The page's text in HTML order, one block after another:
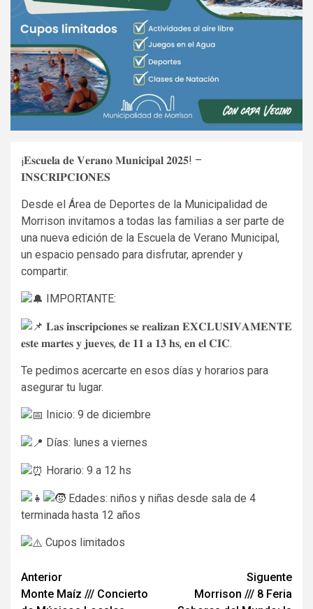
¡𝐄𝐬𝐜𝐮𝐞𝐥𝐚 𝐝𝐞 𝐕𝐞𝐫𝐚𝐧𝐨 𝐌𝐮𝐧𝐢𝐜𝐢𝐩𝐚𝐥 𝟐𝟎𝟐𝟓! –
𝐈𝐍𝐒𝐂𝐑𝐈𝐏𝐂𝐈𝐎𝐍𝐄𝐒
Desde el Área de Deportes de la Municipalidad de
Morrison invitamos a todas las familias a ser parte de
una nueva edición de la Escuela de Verano Municipal,
un espacio pensado para disfrutar, aprender y
compartir.
IMPORTANTE:
𝐋𝐚𝐬 𝐢𝐧𝐬𝐜𝐫𝐢𝐩𝐜𝐢𝐨𝐧𝐞𝐬 𝐬𝐞 𝐫𝐞𝐚𝐥𝐢𝐳𝐚𝐧 𝐄𝐗𝐂𝐋𝐔𝐒𝐈𝐕𝐀𝐌𝐄𝐍𝐓𝐄
𝐞𝐬𝐭𝐞 𝐦𝐚𝐫𝐭𝐞𝐬 𝐲 𝐣𝐮𝐞𝐯𝐞𝐬, 𝐝𝐞 𝟏𝟏 𝐚 𝟏𝟑 𝐡𝐬, 𝐞𝐧 𝐞𝐥 𝐂𝐈𝐂.
Te pedimos acercarte en esos días y horarios para
asegurar tu lugar.
Inicio: 9 de diciembre
Días: lunes a viernes
Horario: 9 a 12 hs
Edades: niños y niñas desde sala de 4
terminada hasta 12 años
Cupos limitados
Navegación
de
Anterior
Monte Maíz /// Concierto
Siguente
Morrison /// 8 Feria